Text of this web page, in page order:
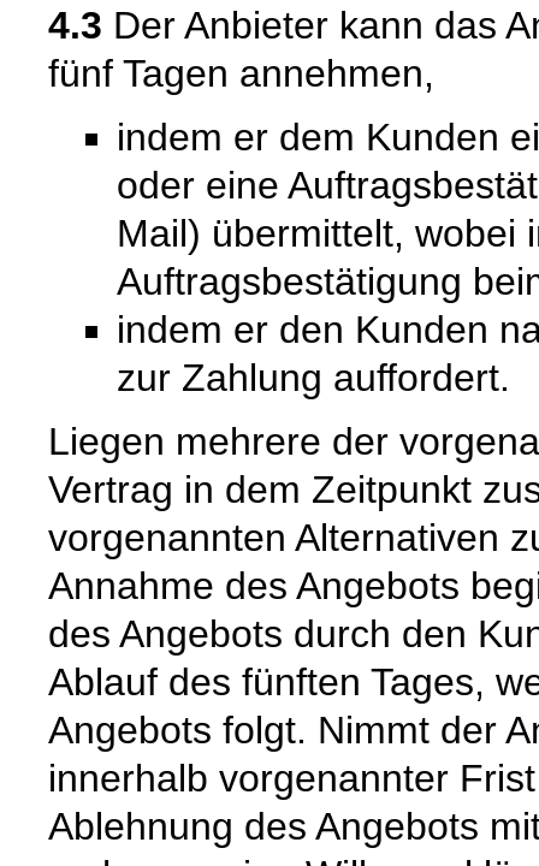
4.3 Der Anbieter kann das
fünf Tagen annehmen,
indem er dem Kunden
oder eine
Mail) übermittelt, wobei
Auftragsbestätigung
indem er den Kunden
zur Zahlung auffordert.
Liegen mehrere der
Vertrag in dem Zeitpunkt
vorgenannten Alternativen
Annahme des Angebots
des Angebots durch den
Ablauf des fünften Tages,
Angebots folgt. Nimmt der
innerhalb vorgenannter
Ablehnung des Angebots